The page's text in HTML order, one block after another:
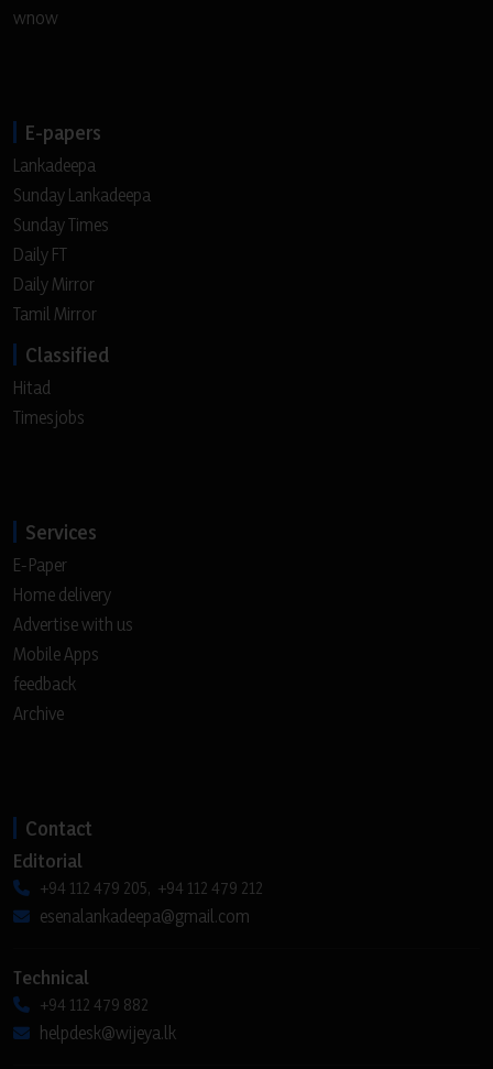
wnow
E-papers
Lankadeepa
Sunday Lankadeepa
Sunday Times
Daily FT
Daily Mirror
Tamil Mirror
Classified
Hitad
Timesjobs
Services
E-Paper
Home delivery
Advertise with us
Mobile Apps
feedback
Archive
Contact
Editorial
+94 112 479 205, +94 112 479 212
esenalankadeepa@gmail.com
Technical
+94 112 479 882
helpdesk@wijeya.lk